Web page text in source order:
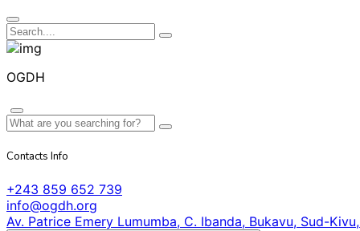
OGDH
Contacts Info
+243 859 652 739
info@ogdh.org
Av. Patrice Emery Lumumba, C. Ibanda, Bukavu, Sud-